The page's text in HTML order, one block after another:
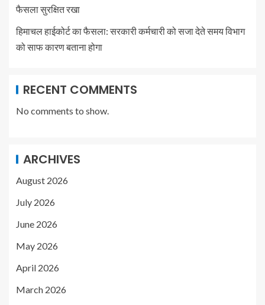
फैसला सुरक्षित रखा
हिमाचल हाईकोर्ट का फैसला: सरकारी कर्मचारी को सजा देते समय विभाग
को साफ कारण बताना होगा
RECENT COMMENTS
No comments to show.
ARCHIVES
August 2026
July 2026
June 2026
May 2026
April 2026
March 2026